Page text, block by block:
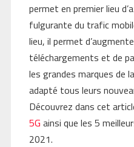
permet en premier lieu
fulgurante du trafic
lieu, il permet
téléchargements et de
les grandes marques de
adapté tous leurs
Découvrez dans cet
5G ainsi que les 5
2021.